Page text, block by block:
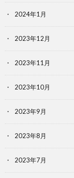
2024年1月
2023年12月
2023年11月
2023年10月
2023年9月
2023年8月
2023年7月